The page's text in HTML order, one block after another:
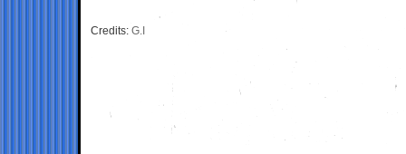
Credits: G.I